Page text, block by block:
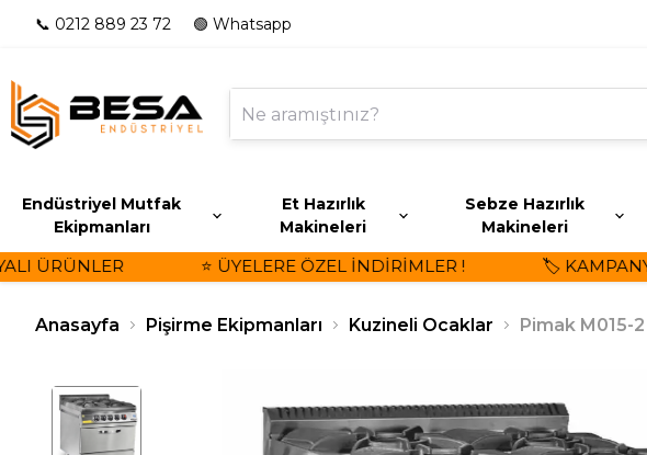
📞 0212 889 23 72 🟢 Whatsapp
Endüstriyel Mutfak
Ekipmanları
Et Hazırlık
Makineleri
Sebze Hazırlık
Makineleri
⭐ ÜYELERE ÖZEL İNDİRİMLER ! 🏷️
Anasayfa Pişirme Ekipmanları Kuzineli Ocaklar Pimak M015-2